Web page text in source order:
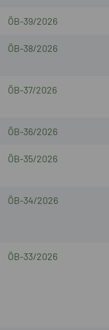
ÖB-39/2026
ÖB-38/2026
ÖB-37/2026
ÖB-36/2026
ÖB-35/2026
ÖB-34/2026
ÖB-33/2026